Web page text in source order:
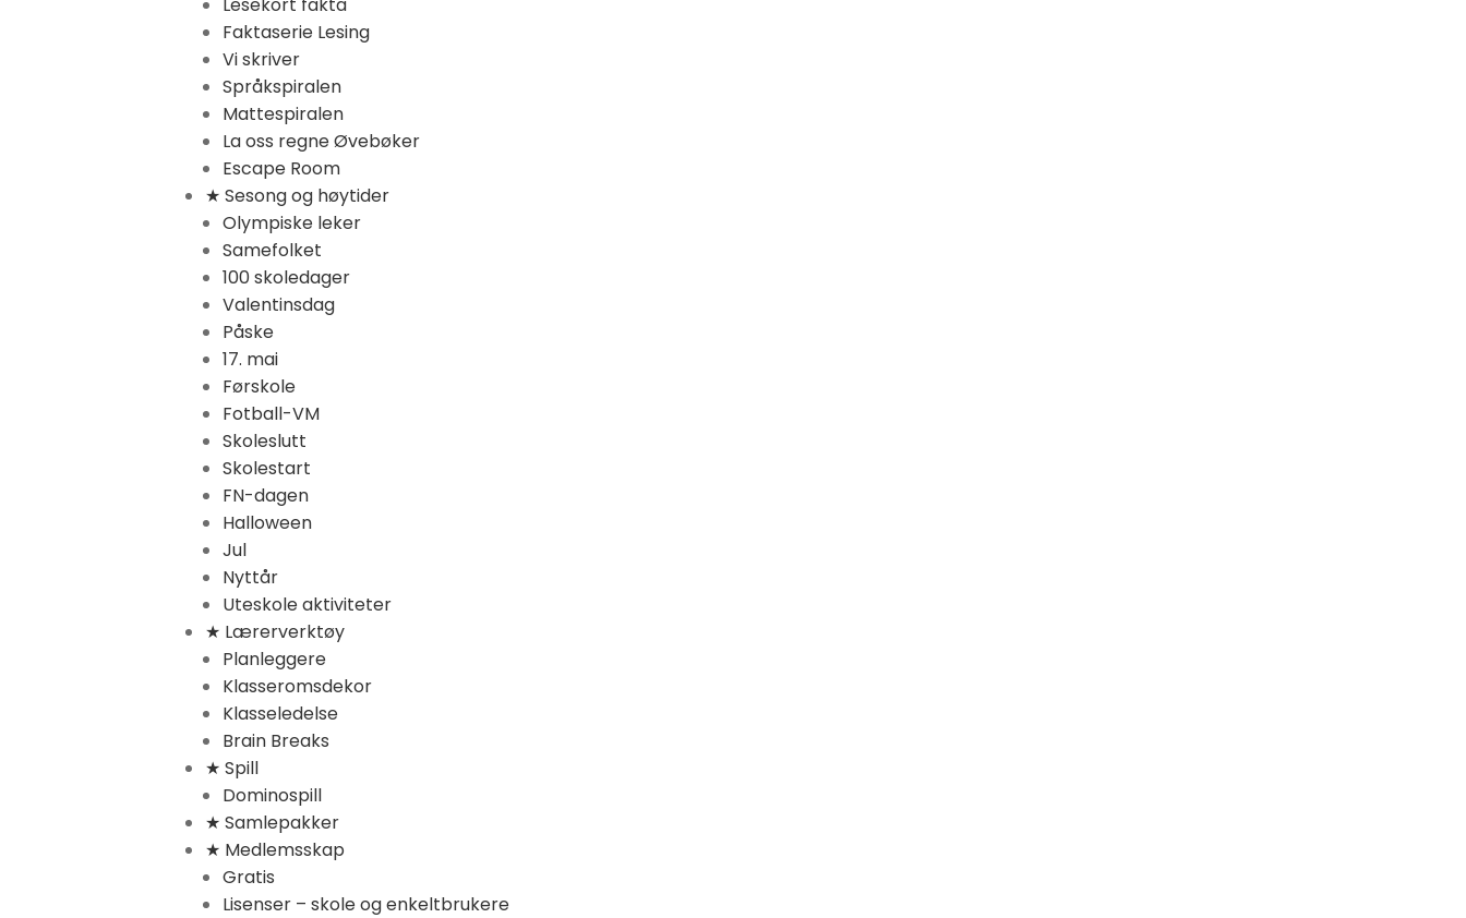
Faktaserie Lesing
Vi skriver
Språkspiralen
Mattespiralen
La oss regne Øvebøker
Escape Room
★ Sesong og høytider
Olympiske leker
Samefolket
100 skoledager
Valentinsdag
Påske
17. mai
Førskole
Fotball-VM
Skoleslutt
Skolestart
FN-dagen
Halloween
Jul
Nyttår
Uteskole aktiviteter
★ Lærerverktøy
Planleggere
Klasseromsdekor
Klasseledelse
Brain Breaks
★ Spill
Dominospill
★ Samlepakker
★ Medlemsskap
Gratis
Lisenser – skole og enkeltbrukere